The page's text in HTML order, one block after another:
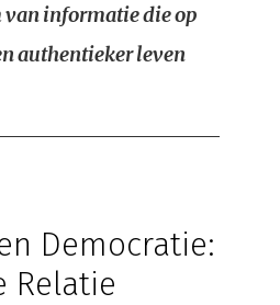
van informatie die op
authentieker leven
Democratie:
Relatie